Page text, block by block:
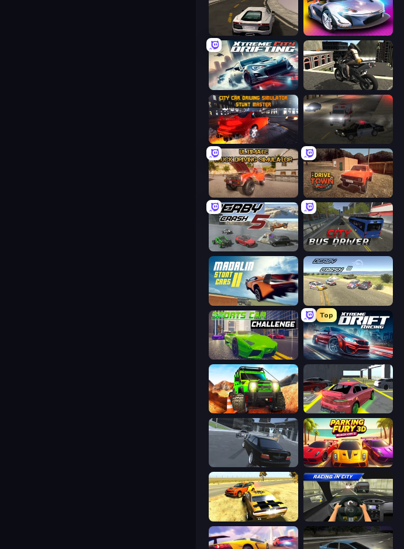
Grand Stunt Auto Grand Cyber City
Xtreme City Drifting Stunt Mania 3D
Ultimate Truck Driving Simulator 2020 DriveTown
Derby Crash 5 City Bus Driver
Madalin Stunt Cars 2 Derby Crash 3
Sports Car Challenge
Top
Xtreme DRIFT Racing
Offroad Life 3D Garage Parking
Transporter Hot Pursuit Parking Fury 3D: Beach City 2
3D Car Simulator Racing in City